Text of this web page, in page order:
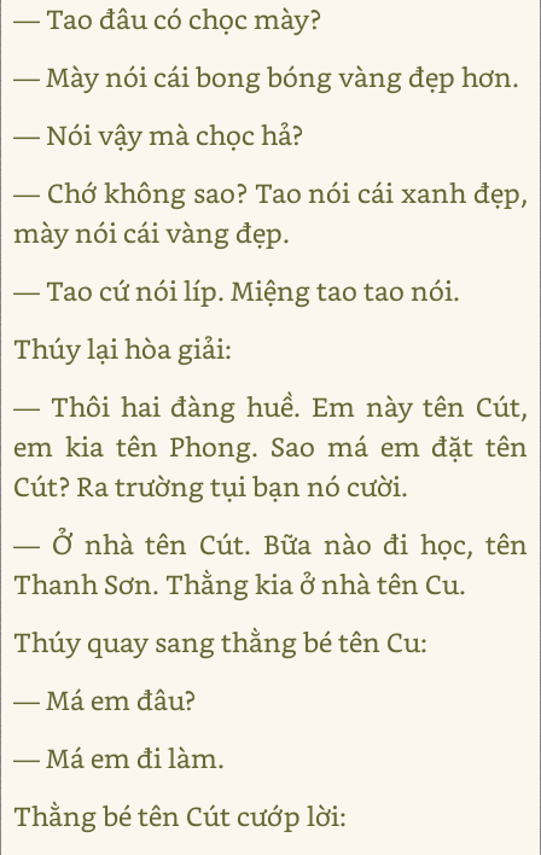
— Tao đâu có chọc mày?
— Mày nói cái bong bóng vàng đẹp hơn.
— Nói vậy mà chọc hả?
— Chớ không sao? Tao nói cái xanh đẹp,
mày nói cái vàng đẹp.
— Tao cứ nói líp. Miệng tao tao nói.
Thúy lại hòa giải:
— Thôi hai đàng huề. Em này tên Cút,
em kia tên Phong. Sao má em đặt tên
Cút? Ra trường tụi bạn nó cười.
— Ở nhà tên Cút. Bữa nào đi học, tên
Thanh Sơn. Thằng kia ở nhà tên Cu.
Thúy quay sang thằng bé tên Cu:
— Má em đâu?
— Má em đi làm.
Thằng bé tên Cút cướp lời: